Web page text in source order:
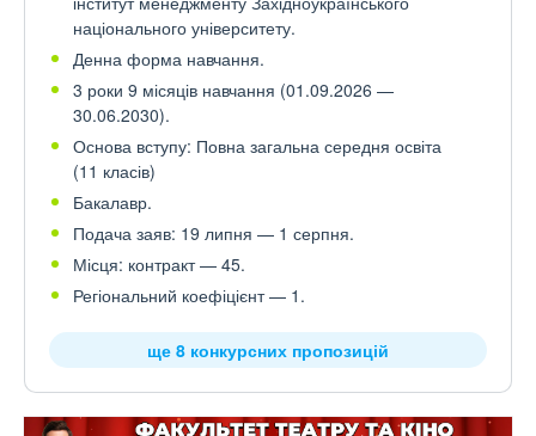
національного університету.
Денна форма навчання.
3 роки 9 місяців навчання (01.09.2026 —
30.06.2030).
Основа вступу: Повна загальна середня освіта
(11 класів)
Бакалавр.
Подача заяв: 19 липня — 1 серпня.
Місця: контракт — 45.
Регіональний коефіцієнт — 1.
ще 8 конкурсних пропозицій